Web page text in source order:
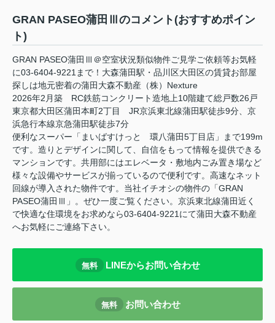
GRAN PASEO蒲田Ⅲのコメント(おすすめポイン
ト)
GRAN PASEO蒲田Ⅲ＠空室状況類似物件ご見学ご依頼等お気軽
に03-6404-9221まで！大森蒲田駅・品川区大田区の賃貸お部屋
探しは地元密着の蒲田大森不動産（株）Nexture
2026年2月築 RC鉄筋コンクリート造地上10階建て総戸数26戸
東京都大田区蒲田本町2丁目 JR京浜東北線蒲田駅徒歩9分、京
浜急行本線京急蒲田駅徒歩7分
便利なスーパー「まいばすけっと 環八蒲田5丁目店」まで199m
です。造りとデザインに関して、自信をもって情報を提供できる
マンションです。共用部にはエレベータ・敷地内ごみ置き場など
様々な設備やサービスが揃っているので便利です。高速なネット
回線が導入された物件です。当社イチオシの物件の「GRAN
PASEO蒲田Ⅲ」。ぜひ一度ご覧ください。京浜東北線蒲田近く
で快適な住環境をお求めなら03-6404-9221にて蒲田大森不動産
へお気軽にご連絡下さい。
無料 LINEからお問い合わせ
無料 お問い合わせ